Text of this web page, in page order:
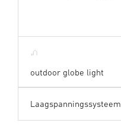
outdoor globe light
Laagspanningssysteem